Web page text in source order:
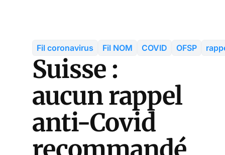
Fil coronavirus Fil NOM COVID OFSP
Suisse :
aucun rappel
anti-Covid